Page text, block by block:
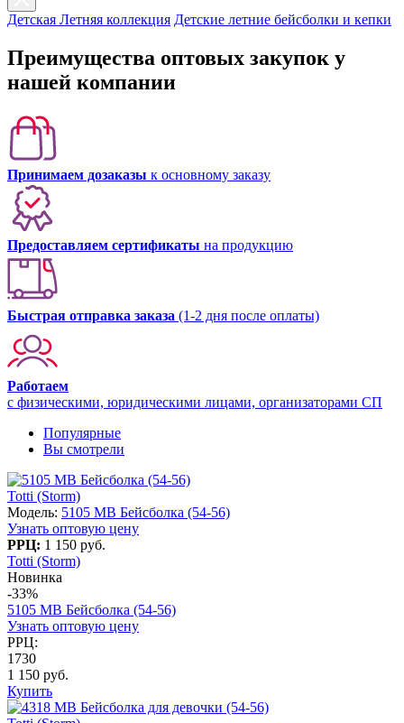
Детская Летняя коллекция Детские летние бейсболки и кепки
Преимущества оптовых закупок у
нашей компании
Принимаем дозаказы к основному заказу
Предоставляем сертификаты на продукцию
Быстрая отправка заказа (1-2 дня после оплаты)
Работаем
с физическими, юридическими лицами, организаторами СП
Популярные
Вы смотрели
Totti (Storm)
Модель: 5105 МВ Бейсболка (54-56)
Узнать оптовую цену
РРЦ: 1 150 руб.
Totti (Storm)
Новинка
-33%
5105 МВ Бейсболка (54-56)
Узнать оптовую цену
РРЦ:
1730
1 150 руб.
Купить